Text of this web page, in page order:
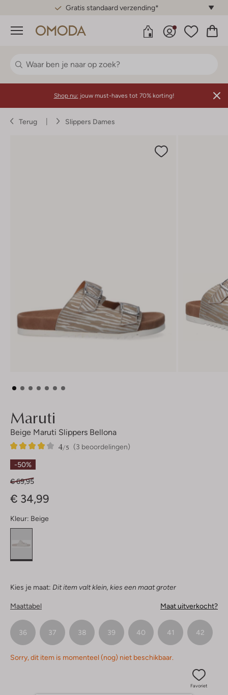
Gratis standaard verzending*
Menu
Shop nu: jouw must-haves tot 70% korting!
Terug Slippers Dames
Maruti
Beige Maruti Slippers Bellona
(3 beoordelingen)
4/5
3
4
Sterren
-50%
€ 69,95
€ 34,99
Kleur: Beige
Kies je maat: Dit item valt klein, kies een maat groter
Maattabel Maat uitverkocht?
36 37 38 39 40 41 42
Sorry, dit item is momenteel (nog) niet beschikbaar.
Favoriet